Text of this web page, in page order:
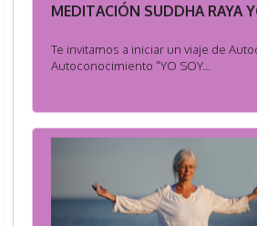
MEDITACIÓN SUDDHA RAYA
Te invitamos a iniciar un viaje de
Autoconocimiento "YO SOY...